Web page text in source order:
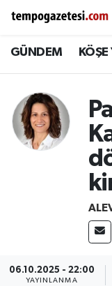
GÜNDEM
06.10.2025 - 22:00
YAYINLANMA
Alaplı
Devrek
Kilimli
Zonguldak
Zonguldak
Zonguldak
Süper Lig
Tüm
Son Dakika